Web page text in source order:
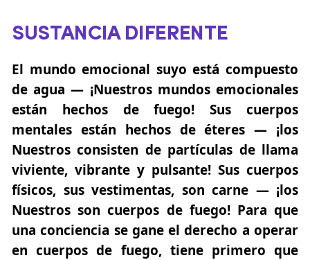
SUSTANCIA DIFERENTE
El mundo emocional suyo está compuesto
de agua — ¡Nuestros mundos emocionales
están hechos de fuego! Sus cuerpos
mentales están hechos de éteres — ¡los
Nuestros consisten de partículas de llama
viviente, vibrante y pulsante! Sus cuerpos
físicos, sus vestimentas, son carne — ¡los
Nuestros son cuerpos de fuego! Para que
una conciencia se gane el derecho a operar
en cuerpos de fuego, tiene primero que